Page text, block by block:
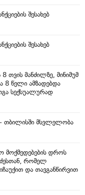
შესახებ
შესახებ
მანძილზე, მინიმუმ
8 წელი ამზადებდა
სექსუალურად
- თბილისში მსვლელობა
მოქმედებების დროს
რომელ
და თავგანწირვით